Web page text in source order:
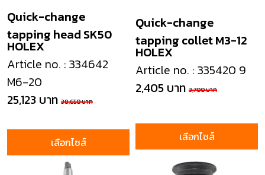
HOLEX
Quick-change
tapping head SK50
Article no. : 334642
M6-20
25,123 บาท 38,650 บาท
เลือกไซส์
HOLEX
Quick-change
tapping collet M3-12
Article no. : 335420 9
2,405 บาท 3,700 บาท
เลือกไซส์